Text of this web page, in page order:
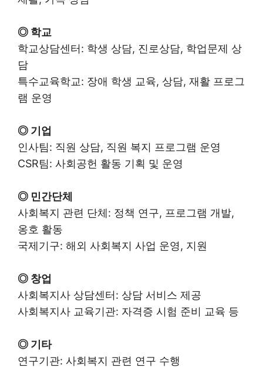
◎ 학교
학교상담센터: 학생 상담, 진로상담, 학업문제 상
담
특수교육학교: 장애 학생 교육, 상담, 재활 프로그
램 운영
◎ 기업
인사팀: 직원 상담, 직원 복지 프로그램 운영
CSR팀: 사회공헌 활동 기획 및 운영
◎ 민간단체
사회복지 관련 단체: 정책 연구, 프로그램 개발,
옹호 활동
국제기구: 해외 사회복지 사업 운영, 지원
◎ 창업
사회복지사 상담센터: 상담 서비스 제공
사회복지사 교육기관: 자격증 시험 준비 교육 등
◎ 기타
연구기관: 사회복지 관련 연구 수행